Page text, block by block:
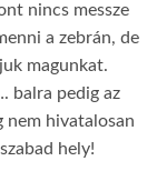
nincs messze
a zebrán, de
magunkat.
balra pedig az
nem hivatalosan
hely!